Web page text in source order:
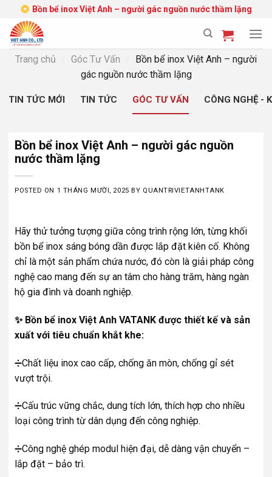
content
Bồn bể inox Việt Anh – người gác nguồn nước thầm lặng
Trang chủ Góc Tư Vấn
Bồn bể inox Việt Anh – người
gác nguồn nước thầm lặng
TIN TỨC MỚI TIN TỨC GÓC TƯ VẤN CÔNG NGHỆ -
Bồn bể inox Việt Anh – người gác nguồn
nước thầm lặng
POSTED ON 1 THÁNG MƯỜI, 2025 BY QUANTRIVIETANHTANK
Hãy thử tưởng tượng giữa công trình rộng lớn, từng khối
bồn bể inox sáng bóng dần được lắp đặt kiên cố. Không
chỉ là một sản phẩm chứa nước, đó còn là giải pháp công
nghệ cao mang đến sự an tâm cho hàng trăm, hàng ngàn
hộ gia đình và doanh nghiệp.
✨ Bồn bể inox Việt Anh VATANK được thiết kế và sản
xuất với tiêu chuẩn khắt khe:
➗Chất liệu inox cao cấp, chống ăn mòn, chống gỉ sét
vượt trội.
➗Cấu trúc vững chắc, dung tích lớn, thích hợp cho nhiều
loại công trình từ dân dụng đến công nghiệp.
➗Công nghệ ghép modul hiện đại, dễ dàng vận chuyển –
lắp đặt – bảo trì.